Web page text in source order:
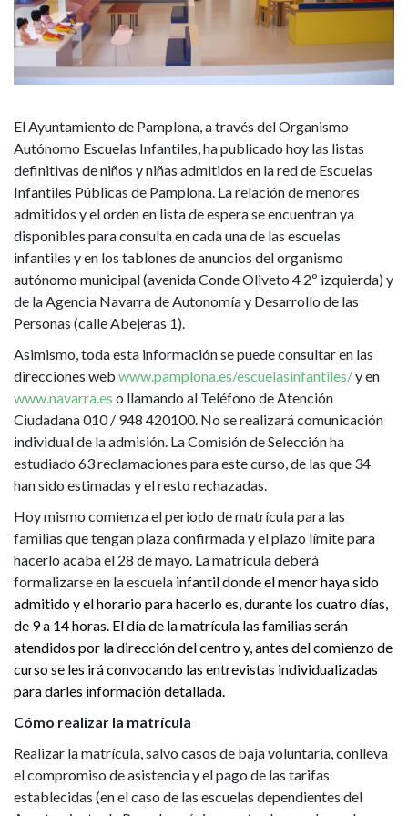
Públicas
de
Pamplona
El Ayuntamiento de Pamplona, a través del Organismo
Autónomo Escuelas Infantiles, ha publicado hoy las listas
definitivas de niños y niñas admitidos en la red de Escuelas
Infantiles Públicas de Pamplona. La relación de menores
admitidos y el orden en lista de espera se encuentran ya
disponibles para consulta en cada una de las escuelas
infantiles y en los tablones de anuncios del organismo
autónomo municipal (avenida Conde Oliveto 4 2º izquierda) y
de la Agencia Navarra de Autonomía y Desarrollo de las
Personas (calle Abejeras 1).
Asimismo, toda esta información se puede consultar en las
direcciones web www.pamplona.es/escuelasinfantiles/y en
www.navarra.es o llamando al Teléfono de Atención
Ciudadana 010 / 948 420100. No se realizará comunicación
individual de la admisión. La Comisión de Selección ha
estudiado 63 reclamaciones para este curso, de las que 34
han sido estimadas y el resto rechazadas.
Hoy mismo comienza el periodo de matrícula para las
familias que tengan plaza confirmada y el plazo límite para
hacerlo acaba el 28 de mayo. La matrícula deberá
formalizarse en la escuela infantil donde el menor haya sido
admitido y el horario para hacerlo es, durante los cuatro días,
de 9 a 14 horas. El día de la matrícula las familias serán
atendidos por la dirección del centro y, antes del comienzo de
curso se les irá convocando las entrevistas individualizadas
para darles información detallada.
Cómo realizar la matrícula
Realizar la matrícula, salvo casos de baja voluntaria, conlleva
el compromiso de asistencia y el pago de las tarifas
establecidas (en el caso de las escuelas dependientes del